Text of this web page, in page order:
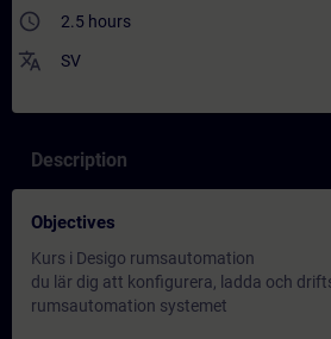
access_time 2.5 hours
translate SV
Description
Objectives
Kurs i Desigo rumsautomation
du lär dig att konfigurera, ladda och
rumsautomation systemet